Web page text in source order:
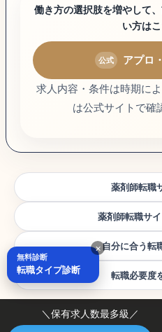
働き方の選択肢を増やして
い方はこ
アプロ
求人内容・条件は時期に
は公式サイトで確
薬剤師転職
薬剤師転職サ
自分に合う転
転職必要度
×
無料診断
転職タイプ診断
＼保有求人数最多級／